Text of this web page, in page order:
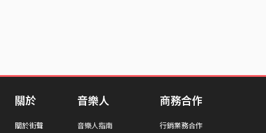
關於
關於街聲
音樂人
音樂人指南
商務合作
行銷業務合作